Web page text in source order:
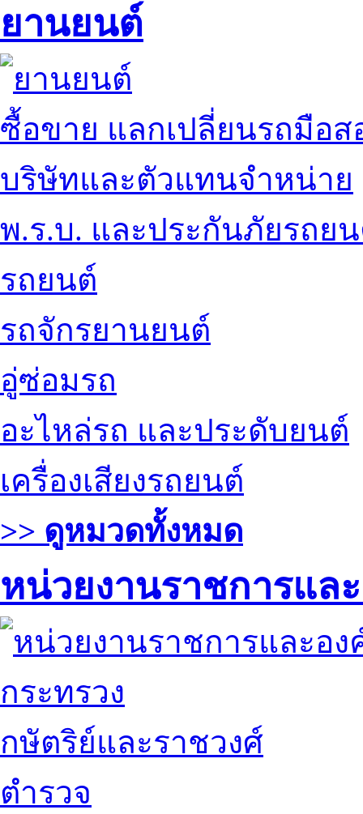
ยานยนต์
ซื้อขาย แลกเปลี่ยนรถมือส
บริษัทและตัวแทนจำหน่าย
พ.ร.บ. และประกันภัยรถย
รถยนต์
รถจักรยานยนต์
อู่ซ่อมรถ
อะไหล่รถ และประดับยนต์
เครื่องเสียงรถยนต์
>> ดูหมวดทั้งหมด
หน่วยงานราชการแล
กระทรวง
กษัตริย์และราชวงศ์
ตำรวจ